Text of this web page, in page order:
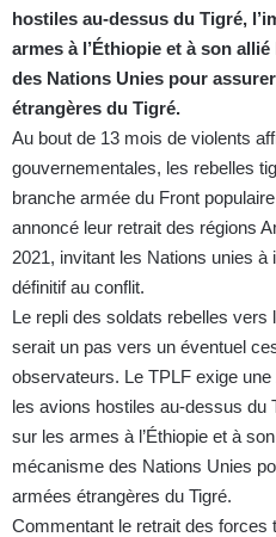
hostiles au-dessus du Tigré,
armes à l’Éthiopie et à son
des Nations Unies pour
étrangères du Tigré.
Au bout de 13 mois de violents
gouvernementales, les rebelles
branche armée du Front
annoncé leur retrait des régions
2021, invitant les Nations unies
définitif au conflit.
Le repli des soldats rebelles vers
serait un pas vers un éventuel
observateurs. Le TPLF exige
les avions hostiles au-dessus du
sur les armes à l’Éthiopie et à
mécanisme des Nations Unies
armées étrangères du Tigré.
Commentant le retrait des forces